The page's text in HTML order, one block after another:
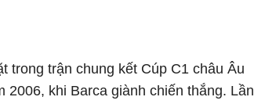
trong trận chung kết Cúp C1 châu Âu
khi Barca giành chiến thắng. Lần